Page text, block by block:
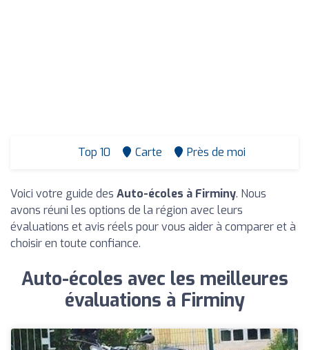
Top 10 Carte Près de moi
Voici votre guide des Auto-écoles à Firminy. Nous
avons réuni les options de la région avec leurs
évaluations et avis réels pour vous aider à comparer et à
choisir en toute confiance.
Auto-écoles avec les meilleures
évaluations à Firminy